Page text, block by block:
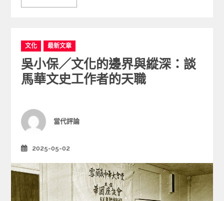
C
a
t
e
g
i
e
文化 最新文章
吳小保／文化的邊界與縱深：談
馬華文史工作者的天職
Author
當代評論
2025-05-02